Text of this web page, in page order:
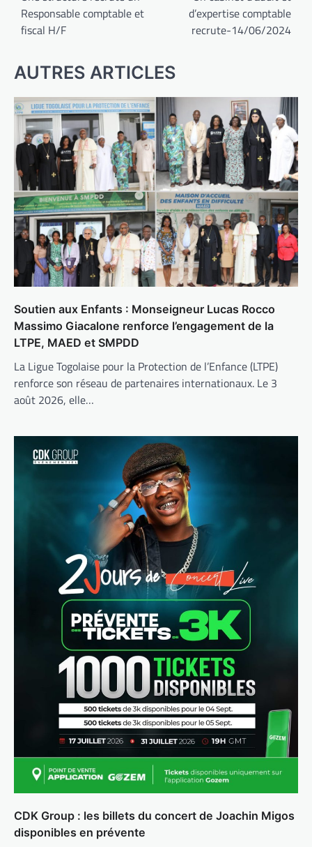
l’article
Responsable comptable et
fiscal H/F
d’expertise comptable
recrute-14/06/2024
AUTRES ARTICLES
Soutien aux Enfants : Monseigneur Lucas Rocco
Massimo Giacalone renforce l’engagement de la
LTPE, MAED et SMPDD
La Ligue Togolaise pour la Protection de l’Enfance (LTPE)
renforce son réseau de partenaires internationaux. Le 3
août 2026, elle…
CDK Group : les billets du concert de Joachin Migos
disponibles en prévente